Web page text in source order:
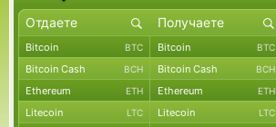
Bitcoin BTC Bitcoin BTC
Bitcoin Cash BCH Bitcoin Cash BCH
Ethereum ETH Ethereum ETH
Litecoin LTC Litecoin LTC